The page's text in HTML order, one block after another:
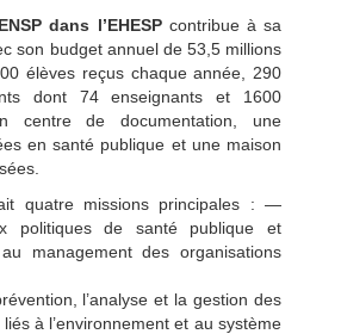
dans l’EHESP contribue à sa
son budget annuel de 53,5 millions
élèves reçus chaque année, 290
dont 74 enseignants et 1600
centre de documentation, une
en santé publique et une maison
quatre missions principales : —
politiques de santé publique et
management des organisations
l’analyse et la gestion des
à l’environnement et au système